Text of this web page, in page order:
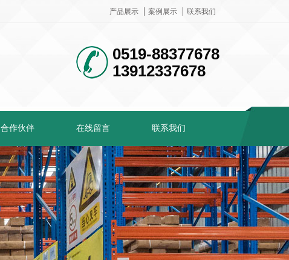
产品展示 案例展示 联系我们
0519-88377678
13912337678
合作伙伴 在线留言 联系我们